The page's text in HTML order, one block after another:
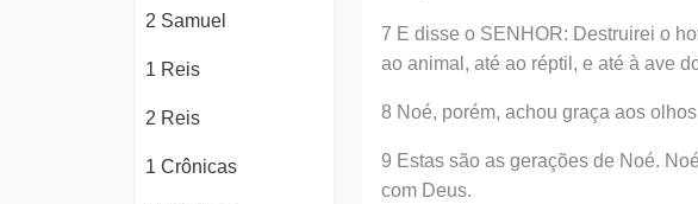
2 Samuel
1 Reis
2 Reis
1 Crônicas
7 E disse o SENHOR: Destruirei o
ao animal, até ao réptil, e até à ave
8 Noé, porém, achou graça aos
9 Estas são as gerações de Noé.
com Deus.